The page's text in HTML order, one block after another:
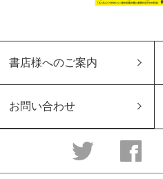
書店様へのご案内
お問い合わせ